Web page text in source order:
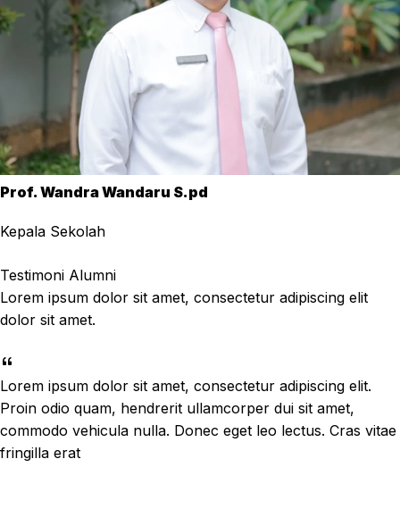
Prof. Wandra Wandaru S.pd
Kepala Sekolah
Testimoni Alumni
Lorem ipsum dolor sit amet, consectetur adipiscing elit
dolor sit amet.
Lorem ipsum dolor sit amet, consectetur adipiscing elit.
Proin odio quam, hendrerit ullamcorper dui sit amet,
commodo vehicula nulla. Donec eget leo lectus. Cras vitae
fringilla erat